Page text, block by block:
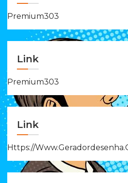
Premium303
Link
Premium303
Link
Https://